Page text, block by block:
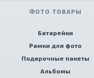
ФОТО ТОВАРЫ
Батарейки
Рамки для фото
Подарочные пакеты
Альбомы